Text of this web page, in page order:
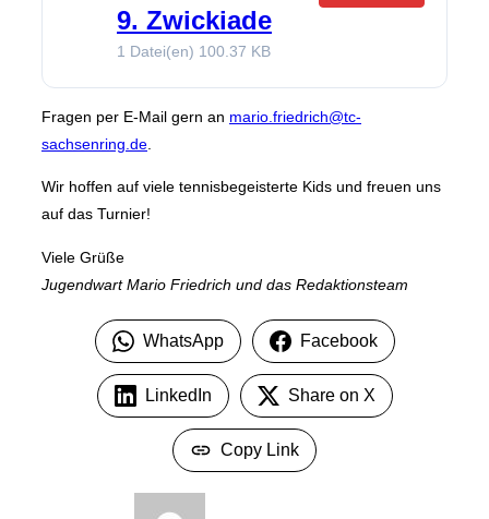
9. Zwickiade
1 Datei(en) 100.37 KB
Fragen per E-Mail gern an mario.friedrich@tc-
sachsenring.de
Wir hoffen auf viele tennisbegeisterte Kids und freuen uns
auf das Turnier!
Viele Grüße
Jugendwart Mario Friedrich und das Redaktionsteam
WhatsApp Facebook
LinkedIn Share on X
Copy Link